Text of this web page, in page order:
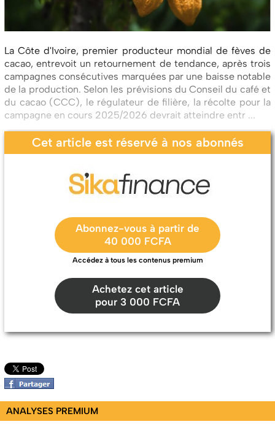
La Côte d'Ivoire, premier producteur mondial de fèves de
cacao, entrevoit un retournement de tendance, après trois
campagnes consécutives marquées par une baisse notable
de la production. Selon les prévisions du Conseil du café et
du cacao (CCC), le régulateur de filière, la récolte pour la
campagne en cours 2025/2026 devrait atteindre entr ...
Cet article est réservé à nos abonnés
Abonnez-vous à partir de
40 000 FCFA
Accédez à tous les contenus premium
Achetez cet article
pour 3 000 FCFA
ANALYSES PREMIUM